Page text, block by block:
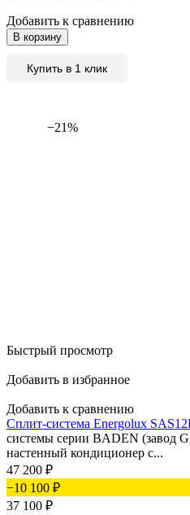
Добавить к сравнению
В корзину
Купить в 1 клик
−21%
Быстрый просмотр
Добавить в избранное
Добавить к сравнению
Сплит-система Energolux
системы серии BADEN (завод
настенный кондиционер c...
47 200 ₽
−10 100 ₽
37 100 ₽